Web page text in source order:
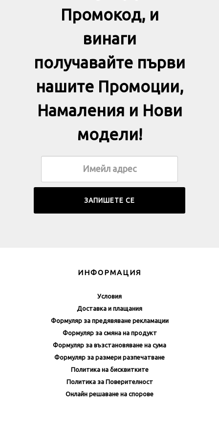
Промокод, и
винаги
получавайте първи
нашите Промоции,
Намаления и Нови
модели!
ИНФОРМАЦИЯ
Условия
Доставка и плащания
Формуляр за предявяване рекламации
Формуляр за смяна на продукт
Формуляр за възстановяване на сума
Формуляр за размери разпечатване
Политика на бисквитките
Политика за Поверителност
Онлайн решаване на спорове